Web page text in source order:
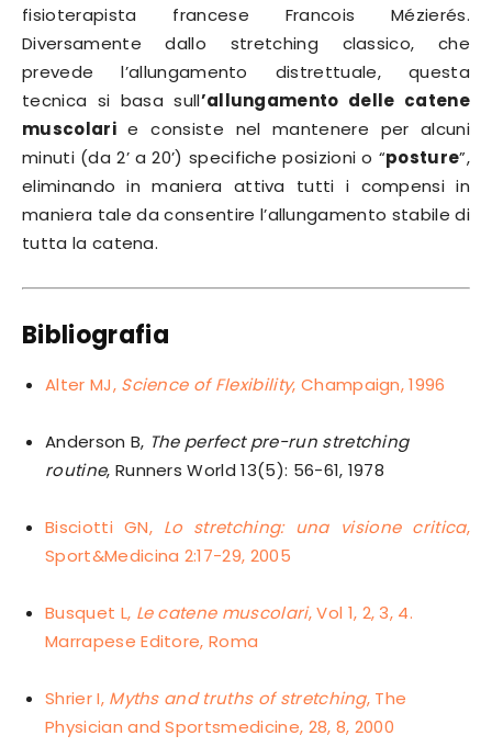
fisioterapista francese Francois Mézierés.
Diversamente dallo stretching classico, che
prevede l’allungamento distrettuale, questa
tecnica si basa sull’allungamento delle catene
muscolarie consiste nel mantenere per alcuni
minuti (da 2’ a 20’) specifiche posizioni o “posture”,
eliminando in maniera attiva tutti i compensi in
maniera tale da consentire l’allungamento stabile di
tutta la catena.
Bibliografia
Alter MJ, Science of Flexibility, Champaign, 1996
Anderson B, The perfect pre-run stretching
routine, Runners World 13(5): 56-61, 1978
Bisciotti GN, Lo stretching: una visione critica,
Sport&Medicina 2:17-29, 2005
Busquet L, Le catene muscolari, Vol 1, 2, 3, 4.
Marrapese Editore, Roma
Shrier I, Myths and truths of stretching, The
Physician and Sportsmedicine, 28, 8, 2000